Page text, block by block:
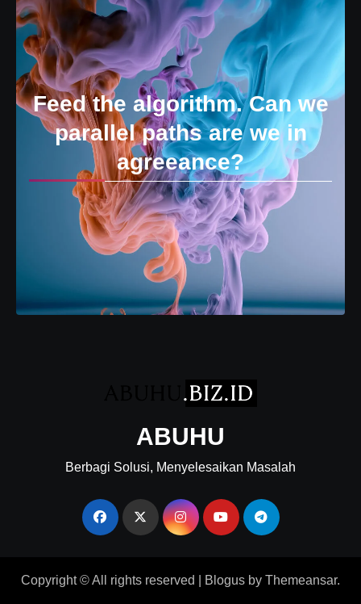
Feed the algorithm. Can we
parallel paths are we in
agreeance?
ABUHU
Berbagi Solusi, Menyelesaikan Masalah
Copyright © All rights reserved Blogus by Themeansar.